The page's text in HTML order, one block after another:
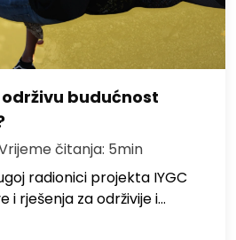
budućnost
čitanja: 5min
radionici projekta IYGC
i rješenja za održivije i…